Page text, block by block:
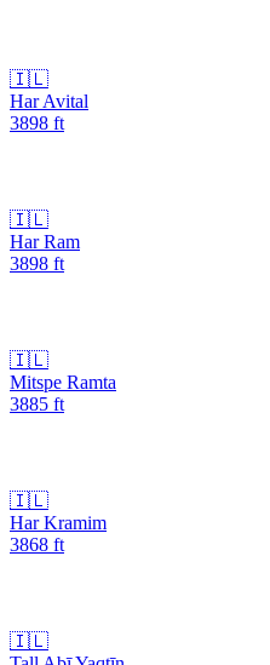
🇮🇱
Har Avital
3898 ft
🇮🇱
Har Ram
3898 ft
🇮🇱
Mitspe Ramta
3885 ft
🇮🇱
Har Kramim
3868 ft
🇮🇱